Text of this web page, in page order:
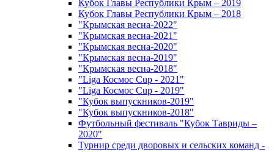
Кубок Главы Республики Крым – 2019
Кубок Главы Республики Крым – 2018
"Крымская весна-2022"
"Крымская весна-2021"
"Крымская весна-2020"
"Крымская весна-2019"
"Крымская весна-2018"
"Liga Космос Cup - 2021"
"Liga Космос Cup - 2019"
"Кубок выпускников-2019"
"Кубок выпускников-2018"
Футбольный фестиваль "Кубок Тавриды –
2020"
Турнир среди дворовых и сельских команд -